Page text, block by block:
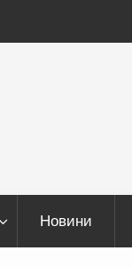
Новини